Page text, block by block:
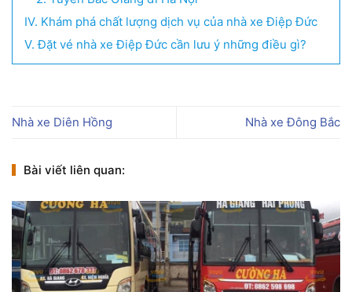
IV. Khám phá chất lượng dịch vụ của nhà xe Điệp Đức
V. Đặt vé nhà xe Điệp Đức cần lưu ý những điều gì?
Nhà xe Diên Hồng Nhà xe Đông Bắc
Bài viết liên quan: